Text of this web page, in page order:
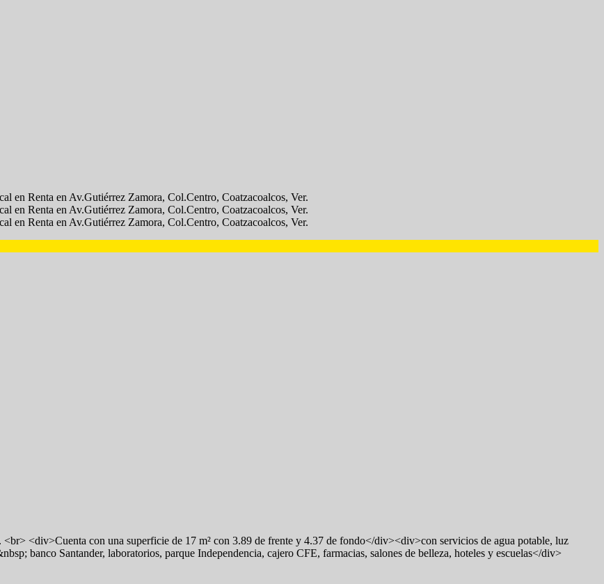
<div>Cuenta con una superficie de 17 m² con 3.89 de frente y 4.37 de fondo</div><div>con servicios de agua potable, luz
banco Santander, laboratorios, parque Independencia, cajero CFE, farmacias, salones de belleza, hoteles y escuelas</div>